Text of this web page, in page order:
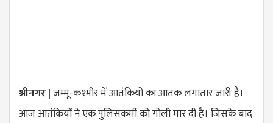
श्रीनगर |जम्मू-कश्मीर में आतंकियों का आतंक लगातार जारी है।
आज आतंकियों ने एक पुलिसकर्मी को गोली मार दी है। जिसके बाद